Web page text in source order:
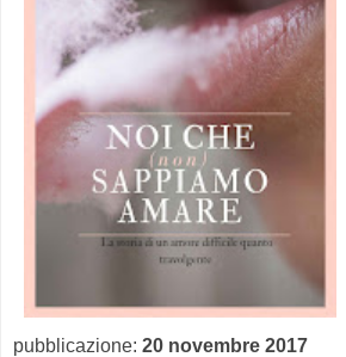
pubblicazione: 20 novembre 2017